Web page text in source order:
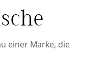
einer Marke, die